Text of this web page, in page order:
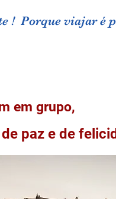
! Porque viajar é
em grupo,
paz e de